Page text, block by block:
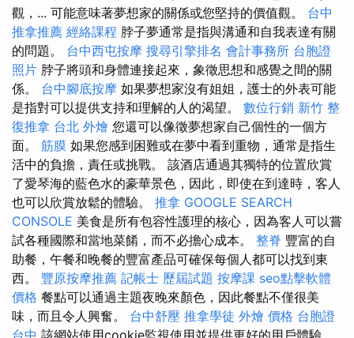
觀，... 可能意味著夢想家的關係或您堅持的價值觀。 台中
推拿推薦 經絡課程 脖子夢通常是指與溝通和自我表達有關
的問題。 台中西屯按摩 搜尋引擎排名 會計事務所 台胞證
照片 脖子將頭和身體連接起來，象徵思想和感覺之間的關
係。 台中腳底按摩 如果夢想家沒有姐姐，護士的外表可能
是指對可以提供支持和理解的人的渴望。 數位行銷 新竹 整
復推拿 台北 外燴 您還可以像徵夢想家自己個性的一個方
面。 筋膜 如果您感到困難或在夢中看到重物，通常是指生
活中的負擔，責任或挑戰。 該酒店通過其獨特的位置欣賞
了愛琴海的藍色水的豪華景色，因此，即使在到達時，客人
也可以欣賞放鬆的體驗。 推拿 GOOGLE SEARCH
CONSOLE 美食是所有包容性護理的核心，因為客人可以嘗
試各種國際和當地菜餚，而不必擔心成本。 整脊 豐富的自
助餐，午餐和晚餐的豐富產品可確保每個人都可以找到東
西。 豐原按摩推薦 記帳士 歷屆試題 按摩課 seo點擊軟體
價格 餐點可以通過主題夜晚來顏色，因此餐點不僅很美
味，而且令人興奮。 台中舒壓 推拿學徒 外燴 價格 台胞證
台中 該網站使用cookie監視使用並提供更好的用戶體驗。